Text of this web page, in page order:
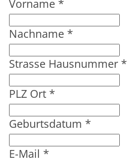
Vorname *
Nachname *
Strasse Hausnummer *
PLZ Ort *
Geburtsdatum *
E-Mail *